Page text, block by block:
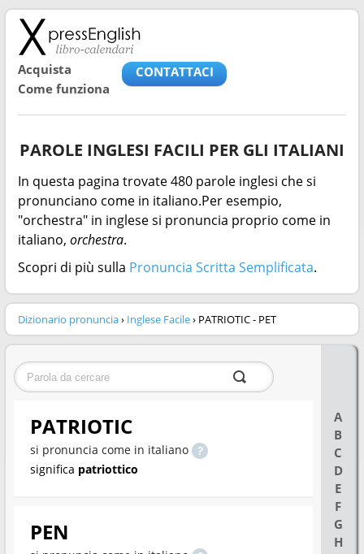
Acquista
Come funziona
CONTATTACI
PAROLE INGLESI FACILI PER GLI ITALIANI
In questa pagina trovate 480 parole inglesi che si
pronunciano come in italiano.Per esempio,
"orchestra" in inglese si pronuncia proprio come in
italiano, orchestra.
Scopri di più sulla Pronuncia Scritta Semplificata.
Dizionario pronuncia› Inglese Facile› PATRIOTIC - PET
A
B
C
D
E
F
G
H
PATRIOTIC
si pronuncia come in italiano
significa patriottico
PEN